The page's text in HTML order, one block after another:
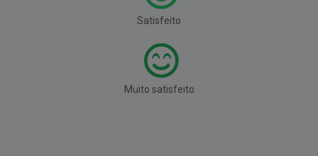
Satisfeito
Muito satisfeito